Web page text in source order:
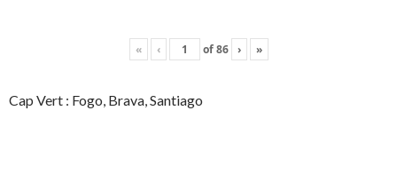
« ‹ of86 › »
Cap Vert : Fogo, Brava, Santiago